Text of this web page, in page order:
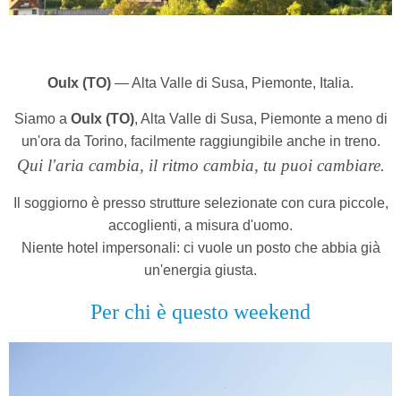
Oulx (TO) — Alta Valle di Susa, Piemonte, Italia.
Siamo a Oulx (TO), Alta Valle di Susa, Piemonte a meno di
un'ora da Torino, facilmente raggiungibile anche in treno.
Qui l'aria cambia, il ritmo cambia, tu puoi cambiare.
Il soggiorno è presso strutture selezionate con cura piccole,
accoglienti, a misura d'uomo.
Niente hotel impersonali: ci vuole un posto che abbia già
un'energia giusta.
Per chi è questo weekend